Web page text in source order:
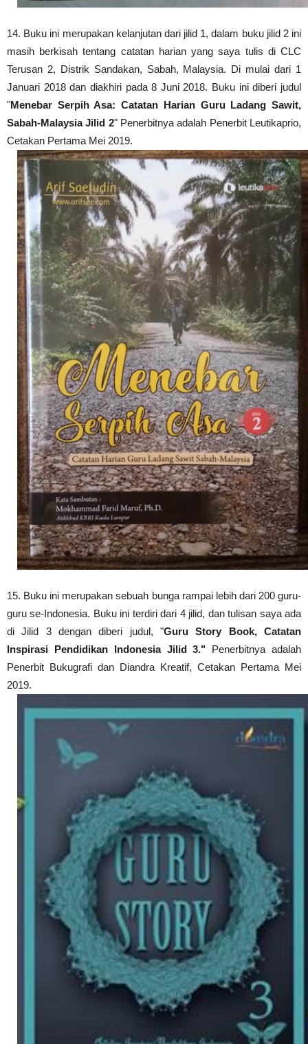
14. Buku ini merupakan kelanjutan dari jilid 1, dalam buku jilid 2 ini
masih berkisah tentang catatan harian yang saya tulis di CLC
Terusan 2, Distrik Sandakan, Sabah, Malaysia. Di mulai dari 1
Januari 2018 dan diakhiri pada 8 Juni 2018. Buku ini diberi judul
"Menebar Serpih Asa: Catatan Harian Guru Ladang Sawit,
Sabah-Malaysia Jilid 2" Penerbitnya adalah Penerbit Leutikaprio,
Cetakan Pertama Mei 2019.
15. Buku ini merupakan sebuah bunga rampai lebih dari 200 guru-
guru se-Indonesia. Buku ini terdiri dari 4 jilid, dan tulisan saya ada
di Jilid 3 dengan diberi judul, "Guru Story Book, Catatan
Inspirasi Pendidikan Indonesia Jilid 3." Penerbitnya adalah
Penerbit Bukugrafi dan Diandra Kreatif, Cetakan Pertama Mei
2019.